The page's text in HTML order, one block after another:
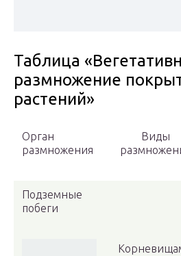
Таблица
размножение
растений»
Орган
размножения
Виды
Подземные
побеги